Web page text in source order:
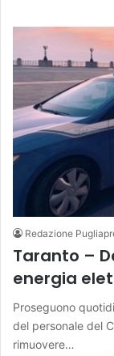
Redazione
Taranto –
energia
Proseguono
del personale del
rimuovere…